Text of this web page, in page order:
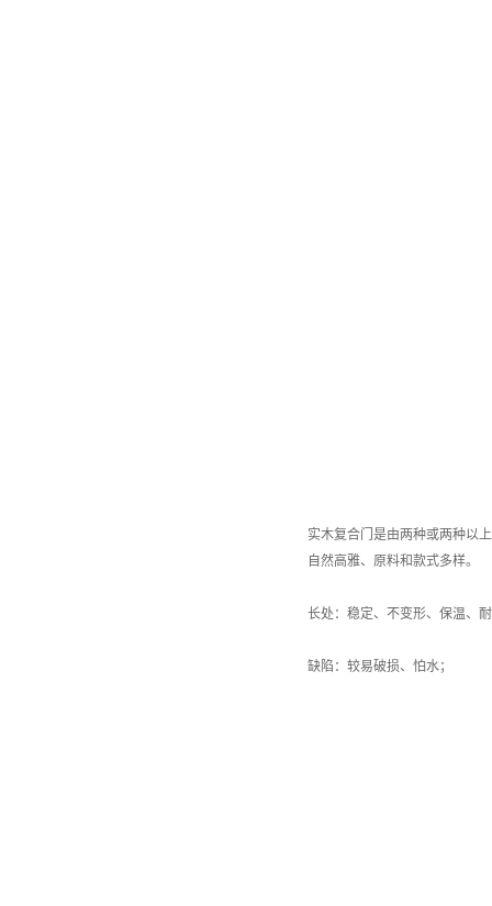
实木复合门是由两种或两种以
自然高雅、原料和款式多样。
长处：稳定、不变形、保温、
缺陷：较易破损、怕水；